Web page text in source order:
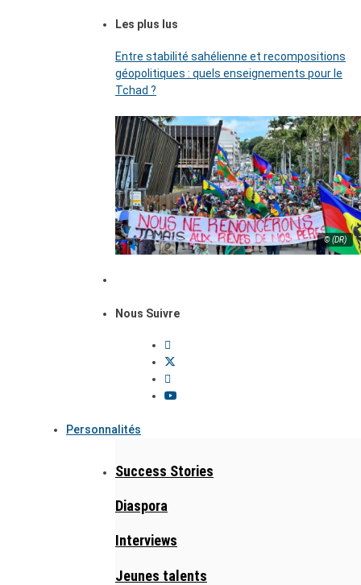
Les plus lus
Entre stabilité sahélienne et recompositions
géopolitiques : quels enseignements pour le
Tchad ?
© (DR)
Nous Suivre
Personnalités
Success Stories
Diaspora
Interviews
Jeunes talents